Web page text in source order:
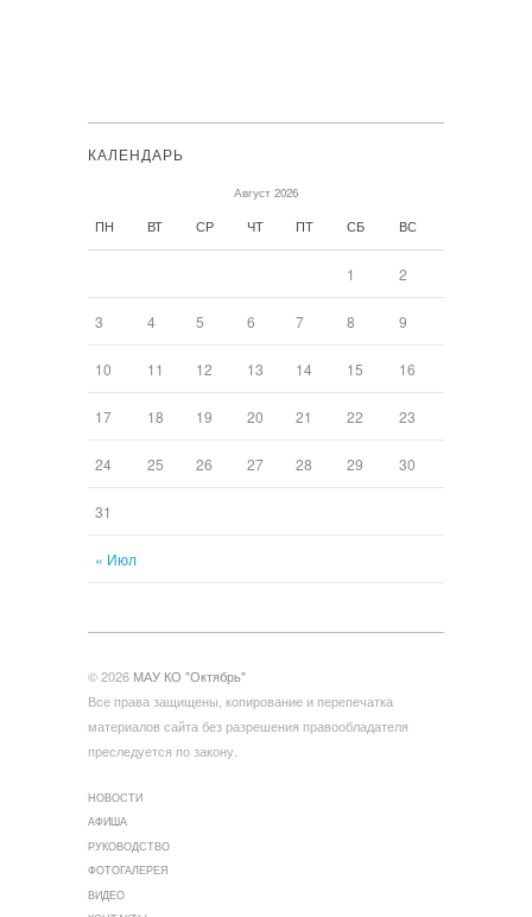
КАЛЕНДАРЬ
Август 2026
ПН ВТ СР ЧТ ПТ СБ ВС
« Июл
1 2
3 4 5 6 7 8 9
10 11 12 13 14 15 16
17 18 19 20 21 22 23
24 25 26 27 28 29 30
31
© 2026 МАУ КО "Октябрь"
Все права защищены, копирование и перепечатка
материалов сайта без разрешения правообладателя
преследуется по закону.
НОВОСТИ
АФИША
РУКОВОДСТВО
ФОТОГАЛЕРЕЯ
ВИДЕО